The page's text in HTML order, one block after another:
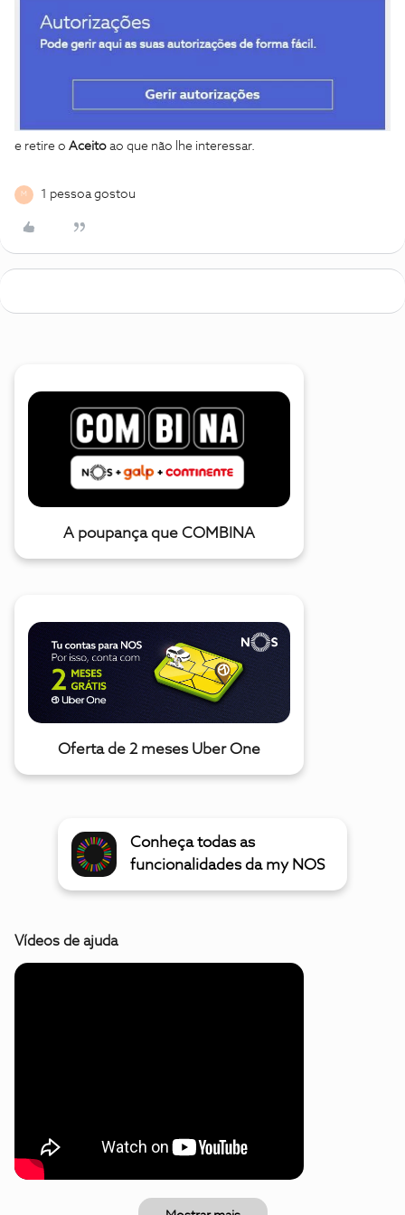
e retire o Aceito ao que não lhe interessar.
M 1 pessoa gostou
A poupança que COMBINA
Oferta de 2 meses Uber One
Conheça todas as
funcionalidades da my NOS
Vídeos de ajuda